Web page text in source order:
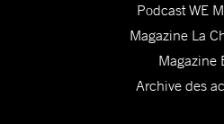
Podcast WE
Magazine La
Magazine
Archive des